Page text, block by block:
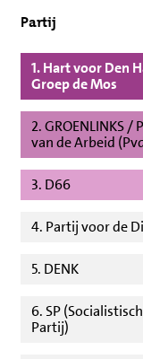
Partij
1. Hart voor Den
Groep de Mos
2. GROENLINKS /
van de Arbeid
3. D66
4. Partij voor de
5. DENK
6. SP
Partij)